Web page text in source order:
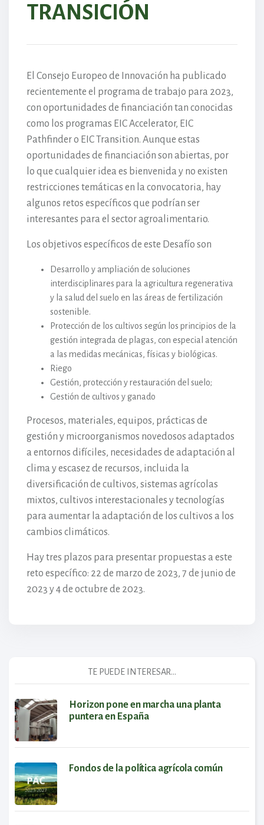
TRANSICIÓN
El Consejo Europeo de Innovación ha publicado
recientemente el programa de trabajo para 2023,
con oportunidades de financiación tan conocidas
como los programas EIC Accelerator, EIC
Pathfinder o EIC Transition. Aunque estas
oportunidades de financiación son abiertas, por
lo que cualquier idea es bienvenida y no existen
restricciones temáticas en la convocatoria, hay
algunos retos específicos que podrían ser
interesantes para el sector agroalimentario.
Los objetivos específicos de este Desafío son
Desarrollo y ampliación de soluciones
interdisciplinares para la agricultura regenerativa
y la salud del suelo en las áreas de fertilización
sostenible.
Protección de los cultivos según los principios de la
gestión integrada de plagas, con especial atención
a las medidas mecánicas, físicas y biológicas.
Riego
Gestión, protección y restauración del suelo;
Gestión de cultivos y ganado
Procesos, materiales, equipos, prácticas de
gestión y microorganismos novedosos adaptados
a entornos difíciles, necesidades de adaptación al
clima y escasez de recursos, incluida la
diversificación de cultivos, sistemas agrícolas
mixtos, cultivos interestacionales y tecnologías
para aumentar la adaptación de los cultivos a los
cambios climáticos.
Hay tres plazos para presentar propuestas a este
reto específico: 22 de marzo de 2023, 7 de junio de
2023 y 4 de octubre de 2023.
TE PUEDE INTERESAR...
Horizon pone en marcha una planta
puntera en España
Fondos de la política agrícola común